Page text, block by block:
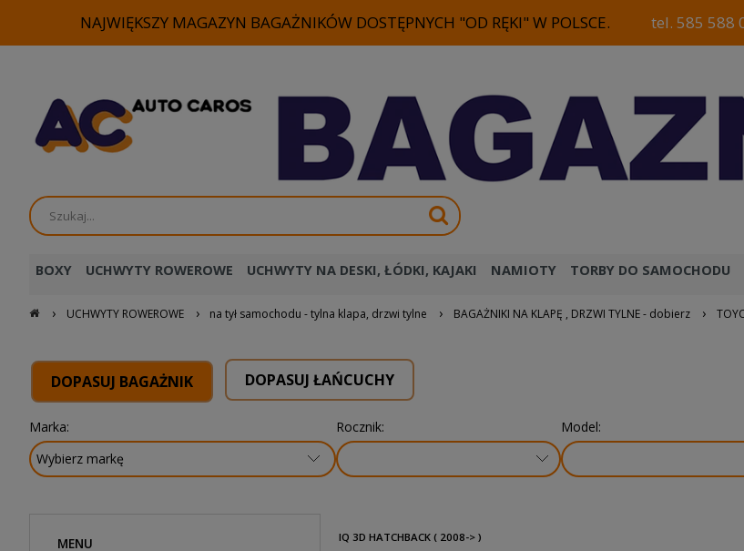
NAJWIĘKSZY MAGAZYN BAGAŻNIKÓW DOSTĘPNYCH "OD RĘKI" W POLSCE. tel. 585 588
BOXY UCHWYTY ROWEROWE UCHWYTY NA DESKI, ŁÓDKI, KAJAKI NAMIOTY TORBY DO SAMOCHODU
› UCHWYTY ROWEROWE › na tył samochodu - tylna klapa, drzwi tylne › BAGAŻNIKI NA KLAPĘ , DRZWI TYLNE - dobierz ›
DOPASUJ BAGAŻNIK DOPASUJ ŁAŃCUCHY
Marka: Rocznik: Model:
MENU IQ 3D HATCHBACK ( 2008-> )